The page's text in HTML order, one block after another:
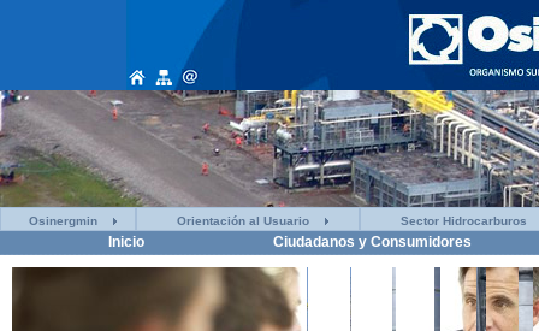
Osinergmin Orientación al Usuario Sector Hidrocarburos
Inicio Ciudadanos y Consumidores